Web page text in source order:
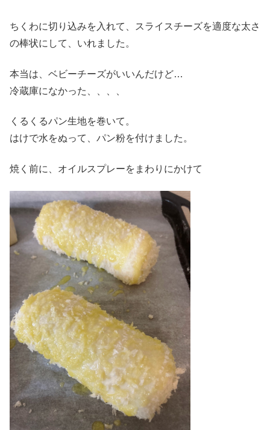
ちくわに切り込みを入れて、スライスチーズを適度な太さ
の棒状にして、いれました。
本当は、ベビーチーズがいいんだけど…
冷蔵庫になかった、、、、
くるくるパン生地を巻いて。
はけで水をぬって、パン粉を付けました。
焼く前に、オイルスプレーをまわりにかけて